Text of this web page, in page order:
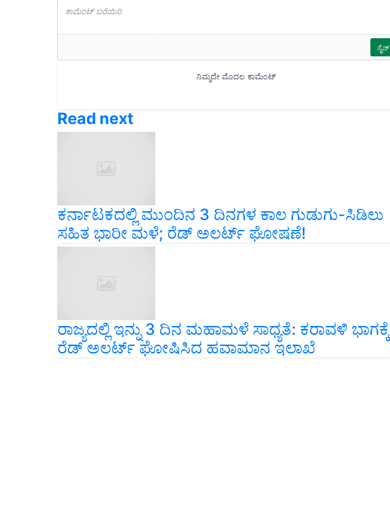
Read next
ಕರ್ನಾಟಕದಲ್ಲಿ ಮುಂದಿನ 3 ದಿನಗಳ ಕಾಲ ಗುಡುಗು-ಸಿಡಿಲು
ಸಹಿತ ಭಾರೀ ಮಳೆ; ರೆಡ್ ಅಲರ್ಟ್ ಘೋಷಣೆ!
ರಾಜ್ಯದಲ್ಲಿ ಇನ್ನು 3 ದಿನ ಮಹಾಮಳೆ ಸಾಧ್ಯತೆ: ಕರಾವಳಿ ಭಾಗಕ್ಕೆ
ರೆಡ್‌ ಅಲರ್ಟ್‌ ಘೋಷಿಸಿದ ಹವಾಮಾನ ಇಲಾಖೆ